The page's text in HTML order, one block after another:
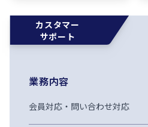
カスタマー
サポート
業務内容
会員対応・問い合わせ対応